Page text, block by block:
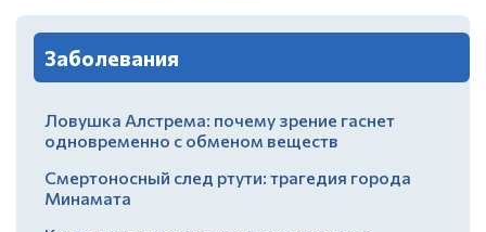
Заболевания
Ловушка Алстрема: почему зрение гаснет
одновременно с обменом веществ
Смертоносный след ртути: трагедия города
Минамата